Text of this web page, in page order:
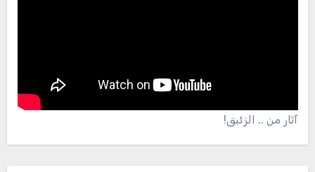
آثار من .. الزئبق!